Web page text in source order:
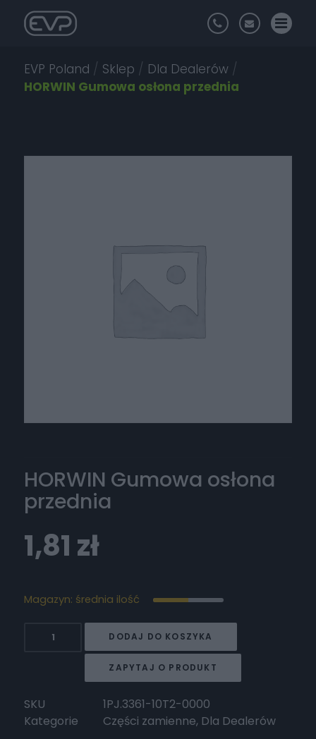
EVP Poland / Sklep / Dla Dealerów /
HORWIN Gumowa osłona przednia
HORWIN Gumowa osłona
przednia
1,81 zł
Magazyn: średnia ilość
przednia
DODAJ DO KOSZYKA
ZAPYTAJ O PRODUKT
SKU
1PJ.3361-10T2-0000
Kategorie
Części zamienne, Dla Dealerów